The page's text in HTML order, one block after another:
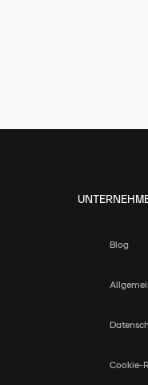
Blog
Cookie-